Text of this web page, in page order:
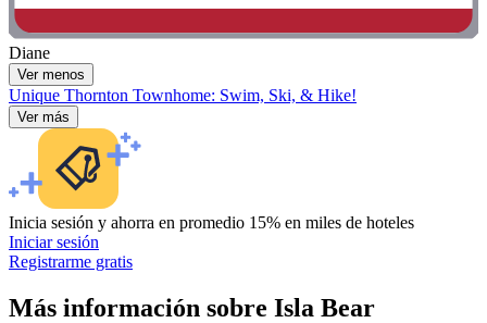
Diane
Ver menos
Unique Thornton Townhome: Swim, Ski, & Hike!
Ver más
Inicia sesión y ahorra en promedio 15% en miles de hoteles
Iniciar sesión
Registrarme gratis
Más información sobre Isla Bear